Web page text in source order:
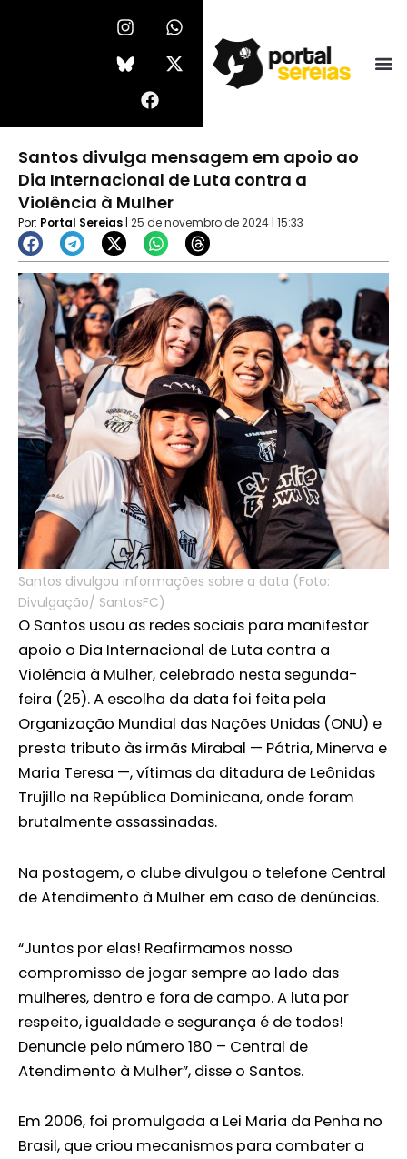
I
n
s
t
r
m
W
h
a
t
p
X
-
t
w
t
r
b
o
o
Santos divulga mensagem em apoio ao
Dia Internacional de Luta contra a
Violência à Mulher
Por: Portal Sereias | 25 de novembro de 2024 | 15:33
Santos divulgou informações sobre a data (Foto:
Divulgação/ SantosFC)
O Santos usou as redes sociais para manifestar
apoio o Dia Internacional de Luta contra a
Violência à Mulher, celebrado nesta segunda-
feira (25). A escolha da data foi feita pela
Organização Mundial das Nações Unidas (ONU) e
presta tributo às irmãs Mirabal — Pátria, Minerva e
Maria Teresa —, vítimas da ditadura de Leônidas
Trujillo na República Dominicana, onde foram
brutalmente assassinadas.
Na postagem, o clube divulgou o telefone Central
de Atendimento à Mulher em caso de denúncias.
“Juntos por elas! Reafirmamos nosso
compromisso de jogar sempre ao lado das
mulheres, dentro e fora de campo. A luta por
respeito, igualdade e segurança é de todos!
Denuncie pelo número 180 – Central de
Atendimento à Mulher”, disse o Santos.
Em 2006, foi promulgada a Lei Maria da Penha no
Brasil, que criou mecanismos para combater a